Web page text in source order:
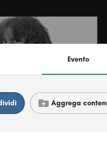
Evento
Aggrega